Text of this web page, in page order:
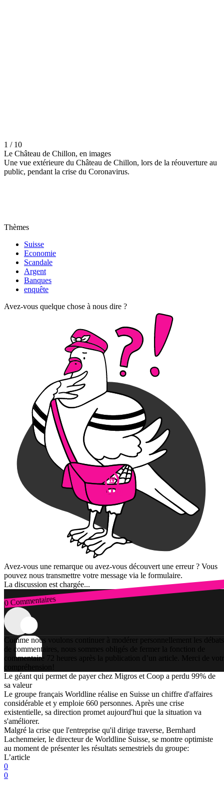
1 / 10
Le Château de Chillon, en images
Une vue extérieure du Château de Chillon, lors de la réouverture au
public, pendant la crise du Coronavirus.
Thèmes
Suisse
Economie
Scandale
Argent
Banques
enquête
Avez-vous quelque chose à nous dire ?
Avez-vous une remarque ou avez-vous découvert une erreur ? Vous
pouvez nous transmettre votre message via le formulaire.
La discussion est chargée...
0 Commentaires
Connexion
Comme nous voulons continuer à modérer personnellement les débats
de commentaires, nous sommes obligés de fermer la fonction de
commentaire 72 heures après la publication d’un article. Merci de
compréhension!
Le géant qui permet de payer chez Migros et Coop a perdu 99% de
sa valeur
Le groupe français Worldline réalise en Suisse un chiffre d'affaires
considérable et y emploie 660 personnes. Après une crise
existentielle, sa direction promet aujourd'hui que la situation va
s'améliorer.
Malgré la crise que l'entreprise qu'il dirige traverse, Bernhard
Lachenmeier, le directeur de Worldline Suisse, se montre optimiste
au moment de présenter les résultats semestriels du groupe:
L’article
0
0